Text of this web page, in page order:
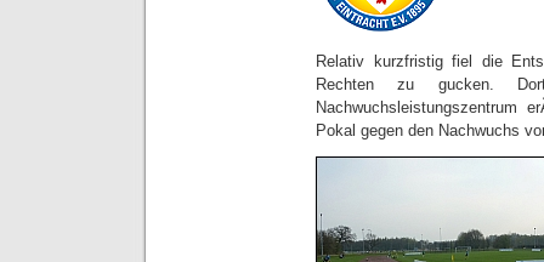
Relativ kurzfristig fiel die
Rechten zu gucken.
Nachwuchsleistungszentrum
Pokal gegen den Nachwuchs